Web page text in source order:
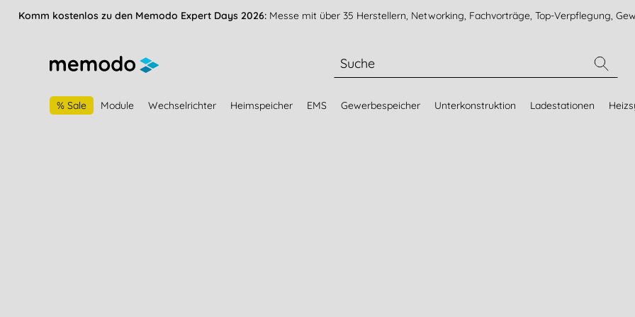
springen Zur Navigation der B2B-Plattform springen
Komm kostenlos zu den Memodo Expert Days 2026: Messe mit über 35 Herstellern, Networking, Fachvorträge, Top-Verpflegung,
% Sale Module Wechselrichter Heimspeicher EMS Gewerbespeicher Unterkonstruktion Ladestationen